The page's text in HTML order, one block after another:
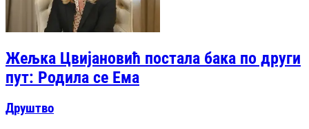
Жељка Цвијановић постала бака по други
пут: Родила се Ема
Друштво